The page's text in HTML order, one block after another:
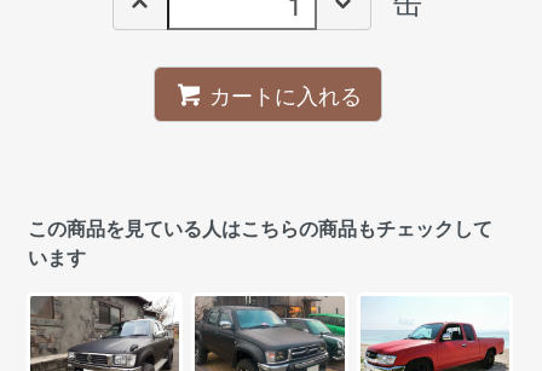
カートに入れる
この商品を見ている人はこちらの商品もチェックして
います